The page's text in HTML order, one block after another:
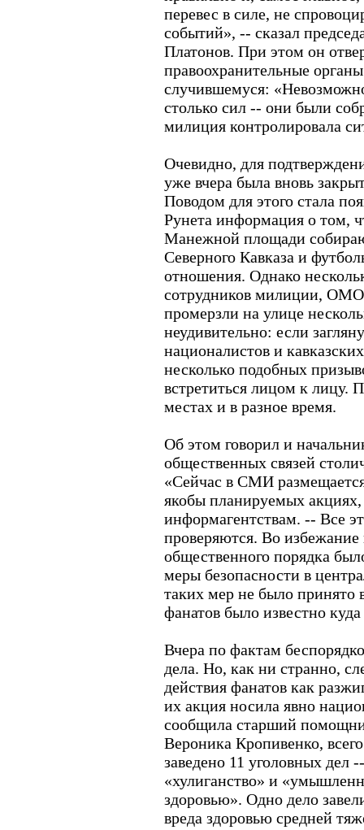
перевес в силе, не
событий», -- сказал
Платонов. При этом он
правоохранительные
случившемуся:
столько сил -- они были
милиция контролировала
Очевидно, для
уже вчера была вновь
Поводом для этого стала
Рунета информация о том,
Манежной площади
Северного Кавказа и
отношения. Однако
сотрудников милиции,
промерзли на улице
неудивительно: если
националистов и
несколько подобных
встретиться лицом к лицу.
местах и в разное время.
Об этом говорил и
общественных связей
«Сейчас в СМИ
якобы планируемых
информагентствам. -- Все
проверяются. Во
общественного порядка
меры безопасности в
таких мер не было принято
фанатов было известно
Вчера по фактам
дела. Но, как ни странно,
действия фанатов как
их акция носила явно
сообщила старший
Вероника Кропивенко,
заведено 11 уголовных дел
«хулиганство» и
здоровью». Одно дело
вреда здоровью средней